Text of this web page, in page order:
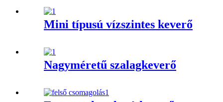
Mini típusú vízszintes keverő
Nagyméretű szalagkeverő